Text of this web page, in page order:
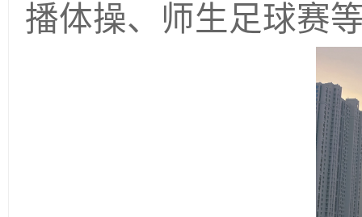
播体操、师生足球赛